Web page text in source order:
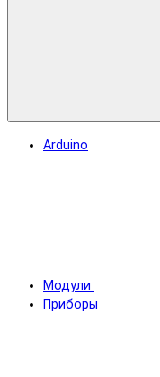
Arduino
Модули
Приборы